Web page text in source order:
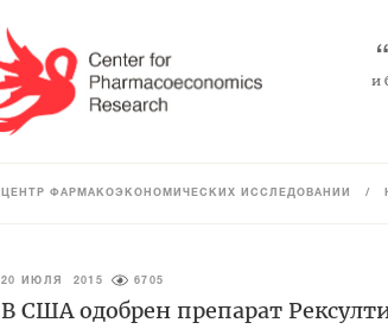
“
и
ЦЕНТР ФАРМАКОЭКОНОМИЧЕСКИХ ИССЛЕДОВАНИЙ /
20 ИЮЛЯ 2015 6705
В США одобрен препарат